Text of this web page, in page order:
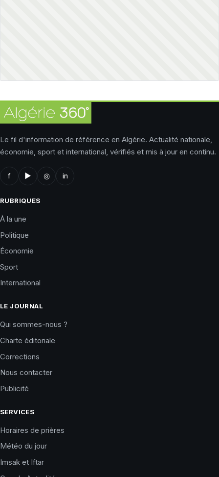
Le fil d'information de référence en Algérie. Actualité nationale,
économie, sport et international, vérifiés et mis à jour en continu.
f ▶ ◎ in
RUBRIQUES
À la une
Politique
Économie
Sport
International
LE JOURNAL
Qui sommes-nous ?
Charte éditoriale
Corrections
Nous contacter
Publicité
SERVICES
Horaires de prières
Météo du jour
Imsak et Iftar